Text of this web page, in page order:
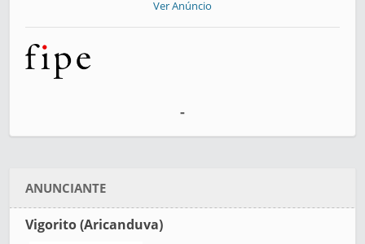
Ver Anúncio
-
ANUNCIANTE
Vigorito (Aricanduva)